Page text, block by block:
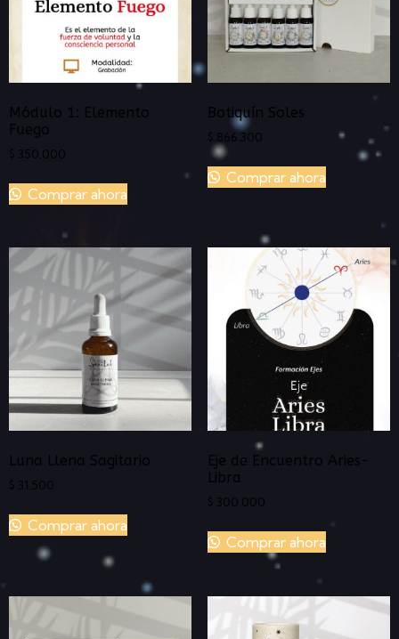
Módulo 1: Elemento
Fuego
$ 350.000
Comprar ahora
Botiquín Soles
$ 866.300
Comprar ahora
Luna Llena Sagitario
$ 31.500
Comprar ahora
Eje de Encuentro Aries-
Libra
$ 300.000
Comprar ahora